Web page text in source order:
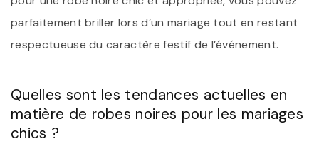
parfaitement briller lors d’un mariage tout en restant
respectueuse du caractère festif de l’événement.
Quelles sont les tendances actuelles en
matière de robes noires pour les mariages
chics ?